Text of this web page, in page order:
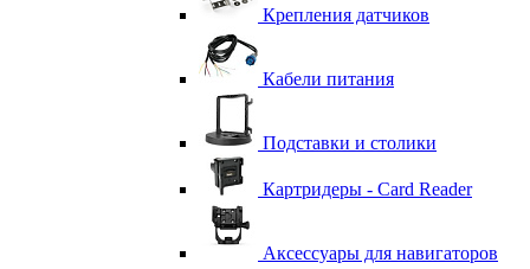
Крепления датчиков
Кабели питания
Подставки и столики
Картридеры - Card Reader
Аксессуары для навигаторов